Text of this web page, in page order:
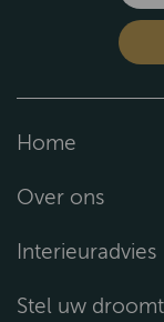
Home
Over ons
Interieuradvies
Stel uw